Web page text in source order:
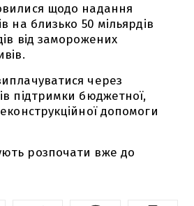
щодо надання
на близько 50 мільярдів
від заморожених
через
підтримки бюджетної,
допомоги
розпочати вже до